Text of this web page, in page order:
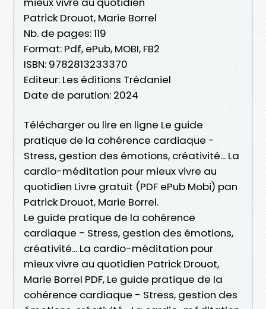
Patrick Drouot, Marie Borrel
Nb. de pages: 119
Format: Pdf, ePub, MOBI, FB2
ISBN: 9782813233370
Editeur: Les éditions Trédaniel
Date de parution: 2024
Télécharger ou lire en ligne Le guide
pratique de la cohérence cardiaque -
Stress, gestion des émotions, créativité... La
cardio-méditation pour mieux vivre au
quotidien Livre gratuit (PDF ePub Mobi) pan
Patrick Drouot, Marie Borrel.
Le guide pratique de la cohérence
cardiaque - Stress, gestion des émotions,
créativité... La cardio-méditation pour
mieux vivre au quotidien Patrick Drouot,
Marie Borrel PDF, Le guide pratique de la
cohérence cardiaque - Stress, gestion des